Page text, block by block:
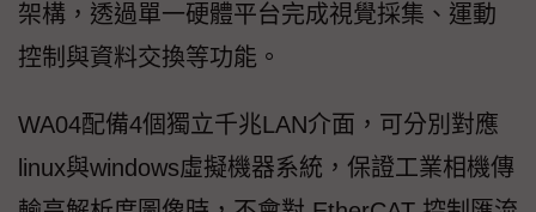
架構，透過單一硬體平台完成視覺採集、運動
控制與資料交換等功能。
WA04配備4個獨立千兆LAN介面，可分別對應
linux與windows虛擬機器系統，保證工業相機傳